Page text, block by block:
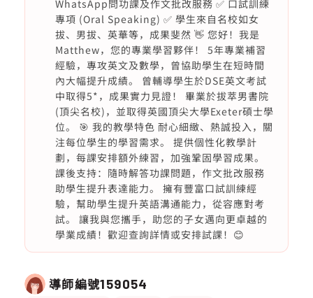
WhatsApp問功課及作文批改服務 ✅ 口試訓練
專項 (Oral Speaking) ✅ 學生來自名校如女
拔、男拔、英華等，成果斐然 👋 您好！我是
Matthew，您的專業學習夥伴！ 5年專業補習
經驗，專攻英文及數學，曾協助學生在短時間
內大幅提升成績。 曾輔導學生於DSE英文考試
中取得5*，成果實力見證！ 畢業於拔萃男書院
(頂尖名校)，並取得英國頂尖大學Exeter碩士學
位。 🎯 我的教學特色 耐心細緻、熱誠投入，關
注每位學生的學習需求。 提供個性化教學計
劃，每課安排額外練習，加強鞏固學習成果。
課後支持：隨時解答功課問題，作文批改服務
助學生提升表達能力。 擁有豐富口試訓練經
驗，幫助學生提升英語溝通能力，從容應對考
試。 讓我與您攜手，助您的子女邁向更卓越的
學業成績！歡迎查詢詳情或安排試課！😊
導師編號159054